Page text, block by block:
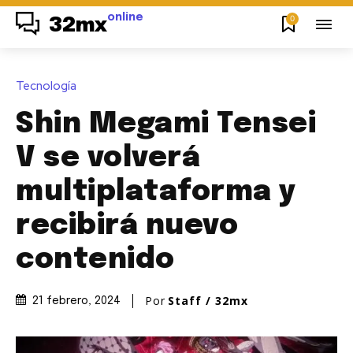
32mxonline 0
Tecnología
Shin Megami Tensei
V se volverá
multiplataforma y
recibirá nuevo
contenido
21 febrero, 2024 Por Staff / 32mx